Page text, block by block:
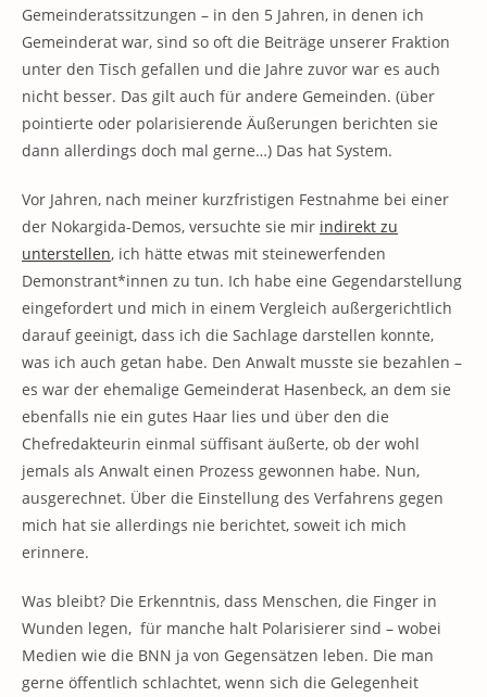
Gemeinderatssitzungen – in den 5 Jahren, in denen ich
Gemeinderat war, sind so oft die Beiträge unserer Fraktion
unter den Tisch gefallen und die Jahre zuvor war es auch
nicht besser. Das gilt auch für andere Gemeinden. (über
pointierte oder polarisierende Äußerungen berichten sie
dann allerdings doch mal gerne…) Das hat System.
Vor Jahren, nach meiner kurzfristigen Festnahme bei einer
der Nokargida-Demos, versuchte sie mir indirekt zu
unterstellen, ich hätte etwas mit steinewerfenden
Demonstrant*innen zu tun. Ich habe eine Gegendarstellung
eingefordert und mich in einem Vergleich außergerichtlich
darauf geeinigt, dass ich die Sachlage darstellen konnte,
was ich auch getan habe. Den Anwalt musste sie bezahlen –
es war der ehemalige Gemeinderat Hasenbeck, an dem sie
ebenfalls nie ein gutes Haar lies und über den die
Chefredakteurin einmal süffisant äußerte, ob der wohl
jemals als Anwalt einen Prozess gewonnen habe. Nun,
ausgerechnet. Über die Einstellung des Verfahrens gegen
mich hat sie allerdings nie berichtet, soweit ich mich
erinnere.
Was bleibt? Die Erkenntnis, dass Menschen, die Finger in
Wunden legen, für manche halt Polarisierer sind – wobei
Medien wie die BNN ja von Gegensätzen leben. Die man
gerne öffentlich schlachtet, wenn sich die Gelegenheit